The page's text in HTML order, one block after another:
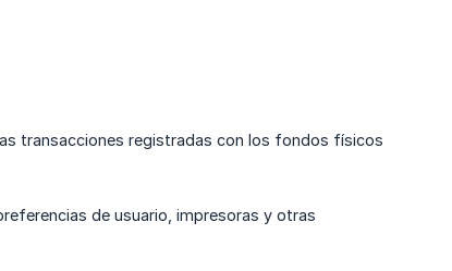
transacciones registradas con los fondos físicos
de usuario, impresoras y otras